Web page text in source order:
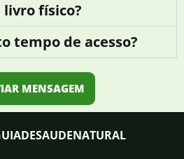
livro físico?
tempo de acesso?
MENSAGEM